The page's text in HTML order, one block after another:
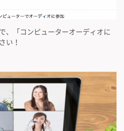
、「コンピューターオーディオに
い！